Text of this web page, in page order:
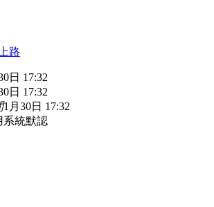
路
日 17:32
日 17:32
1月30日 17:32
系統默認